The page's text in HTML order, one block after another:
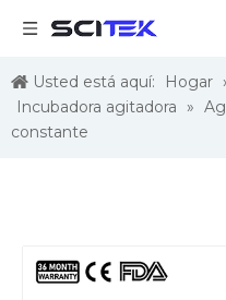
Usted está aquí: Hogar
Incubadora agitadora »
constante